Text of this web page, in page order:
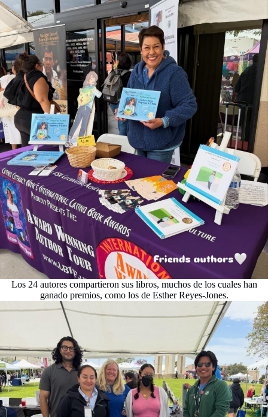
Los 24 autores compartieron sus libros, muchos de los cuales han
ganado premios, como los de Esther Reyes-Jones.